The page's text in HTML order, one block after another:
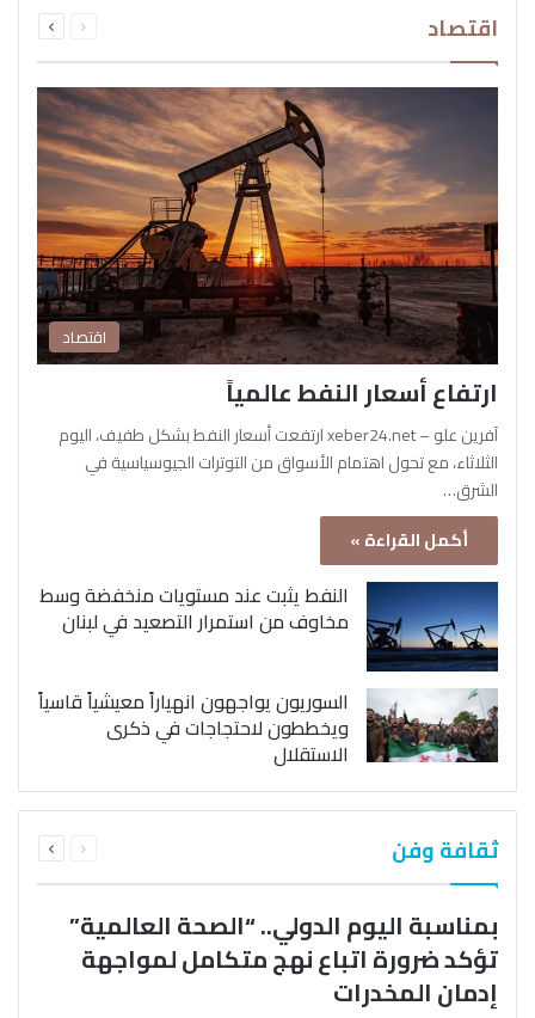
اقتصاد الصفحةالصفحة
اقتصاد
ارتفاع أسعار النفط عالمياً
آفرين علو – xeber24.net ارتفعت أسعار النفط بشكل طفيف، اليوم
الثلاثاء، مع تحول اهتمام الأسواق من التوترات الجيوسياسية في
الشرق…
أكمل القراءة »
النفط يثبت عند مستويات منخفضة وسط
مخاوف من استمرار التصعيد في لبنان
السوريون يواجهون انهياراً معيشياً قاسياً
ويخططون لاحتجاجات في ذكرى
الاستقلال
ثقافة وفن الصفحةالصفحة
بمناسبة اليوم الدولي.. “الصحة العالمية”
تؤكد ضرورة اتباع نهج متكامل لمواجهة
إدمان المخدرات